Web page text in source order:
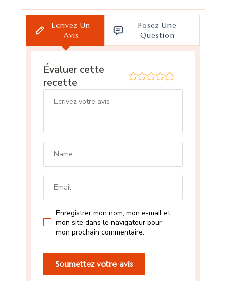
Ecrivez Un
Avis
Posez Une
Question
Évaluer cette
recette
Enregistrer mon nom, mon e-mail et
mon site dans le navigateur pour
mon prochain commentaire.